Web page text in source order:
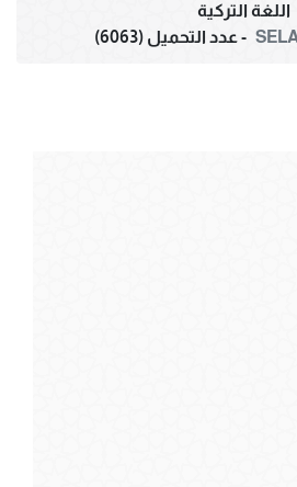
اللغة التركية
- عدد التحميل (6063)